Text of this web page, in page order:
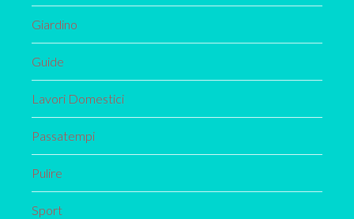
Giardino
Guide
Lavori Domestici
Passatempi
Pulire
Sport